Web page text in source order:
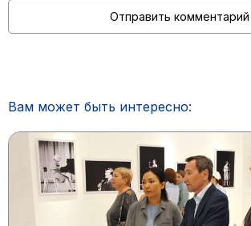
Вам может быть интересно: